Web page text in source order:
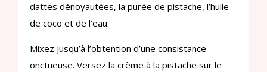
dattes dénoyautées, la purée de pistache, l’huile
de coco et de l’eau.
Mixez jusqu’à l’obtention d’une consistance
onctueuse. Versez la crème à la pistache sur le